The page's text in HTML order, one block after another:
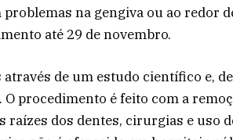
na gengiva ou ao redor
até 29 de novembro.
de um estudo científico e,
procedimento é feito com a
raízes dos dentes, cirurgias e uso